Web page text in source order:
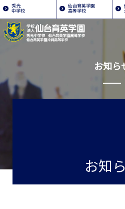
秀光
中学校
仙台育英学園
高等学校
お知ら
お知